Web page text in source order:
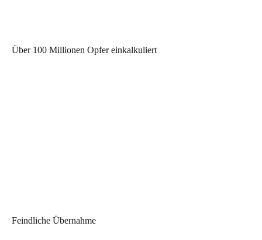
Über 100 Millionen Opfer einkalkuliert
Feindliche Übernahme